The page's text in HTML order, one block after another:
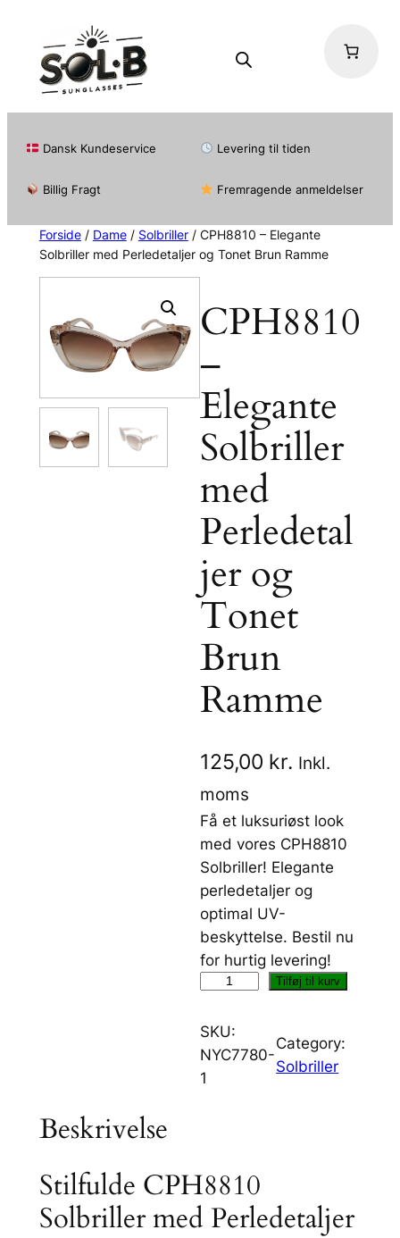
Dansk Kundeservice Levering til tiden
Billig Fragt Fremragende anmeldelser
Forside/ Dame/ Solbriller/ CPH8810 – Elegante
Solbriller med Perledetaljer og Tonet Brun Ramme
CPH8810
–
Elegante
Solbriller
med
Perledetal
jer og
Tonet
Brun
Ramme
125,00 kr. Inkl.
moms
Få et luksuriøst look
med vores CPH8810
Solbriller! Elegante
perledetaljer og
optimal UV-
beskyttelse. Bestil nu
for hurtig levering!
H
8
8
l
Tilføj til kurv
SKU:
NYC7780-
1
Category:
Solbriller
Beskrivelse
Stilfulde CPH8810
Solbriller med Perledetaljer